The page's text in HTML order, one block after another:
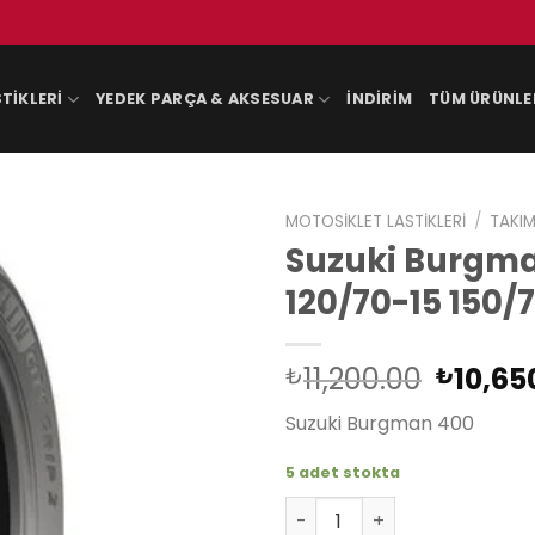
YEDEK PARÇA & AKSESUAR İNDIRIM TÜM
MOTOSIKLET LASTIKLERI /
Suzuki
120/70-15
₺11,200.00
fiyat:
₺
Suzuki Burgman 400
5 adet stokta
Suzuki Burgman AN 400